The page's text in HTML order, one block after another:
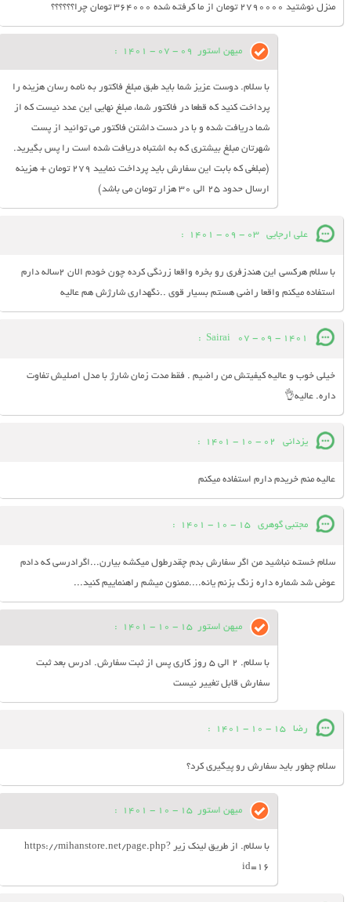
منزل نوشتید ۲۷۹۰۰۰۰ تومان از ما کرفته شده ۳۶۴۰۰۰ تومان چرا؟؟؟؟؟؟
میهن استور 09 - 07 - 1401
:
با سلام. دوست عزیز شما باید طبق مبلغ فاکتور به نامه رسان هزینه را
پرداخت کنید که قطعا در فاکتور شما، مبلغ نهایی این عدد نیست که از
شما دریافت شده و با در دست داشتن فاکتور می توانید از پست
شهرتان مبلغ بیشتری که به اشتباه دریافت شده است را پس بگیرید.
(مبلغی که بابت این سفارش باید پرداخت نمایید 279 تومان + هزینه
ارسال حدود 25 الی 30 هزار تومان می باشد)
علی ارجایی 03 - 09 - 1401
:
با سلام هرکسی این هندزفری رو بخره واقعا زرنگی کرده چون خودم الان ۲ساله دارم
استفاده میکنم واقعا راضی هستم بسیار قوی ..نگهداری شارژش هم عالیه
Sairai 07 - 09 - 1401
:
خیلی خوب و عالیه کیفیتش من راضیم . فقط مدت زمان شارژ با مدل اصلیش تفاوت
داره. عالیه👌
یزدانی 02 - 10 - 1401
:
عالیه منم خریدم دارم استفاده میکنم
مجتبی گوهری 15 - 10 - 1401
:
سلام خسته نباشید من اگر سفارش بدم چقدرطول میکشه بیارن...اگرادرسی که دادم
عوض شد شماره داره زنگ بزنم یانه....ممنون میشم راهنماییم کنید...
میهن استور 15 - 10 - 1401
:
با سلام. 2 الی 5 روز کاری پس از ثبت سفارش. ادرس بعد ثبت
سفارش قابل تغییر نیست
رضا 15 - 10 - 1401
:
سلام چطور باید سفارش رو پیگیری کرد؟
میهن استور 15 - 10 - 1401
:
با سلام. از طریق لینک زیر https://mihanstore.net/page.php?
id=16